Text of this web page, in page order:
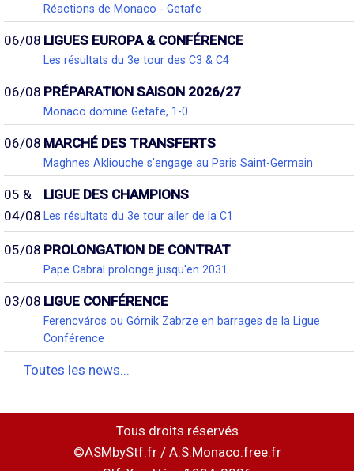
Réactions de Monaco - Getafe
06/08 LIGUES EUROPA & CONFÉRENCE
Les résultats du 3e tour des C3 & C4
06/08 PRÉPARATION SAISON 2026/27
Monaco domine Getafe, 1-0
06/08 MARCHÉ DES TRANSFERTS
Maghnes Akliouche s'engage au Paris Saint-Germain
05 &
04/08
LIGUE DES CHAMPIONS
Les résultats du 3e tour aller de la C1
05/08 PROLONGATION DE CONTRAT
Pape Cabral prolonge jusqu'en 2031
03/08 LIGUE CONFÉRENCE
Ferencváros ou Górnik Zabrze en barrages de la Ligue
Conférence
Toutes les news...
Tous droits réservés
©ASMbyStf.fr / A.S.Monaco.free.fr